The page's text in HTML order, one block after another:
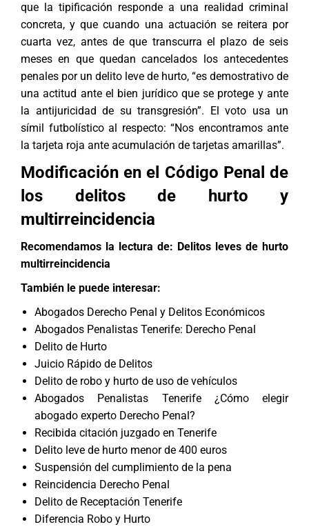
que la tipificación responde a una realidad criminal
concreta, y que cuando una actuación se reitera por
cuarta vez, antes de que transcurra el plazo de seis
meses en que quedan cancelados los antecedentes
penales por un delito leve de hurto, “es demostrativo de
una actitud ante el bien jurídico que se protege y ante
la antijuricidad de su transgresión”. El voto usa un
símil futbolístico al respecto: “Nos encontramos ante
la tarjeta roja ante acumulación de tarjetas amarillas”.
Modificación en el Código Penal de
los delitos de hurto y
multirreincidencia
Recomendamos la lectura de: Delitos leves de hurto
multirreincidencia
También le puede interesar:
Abogados Derecho Penal y Delitos Económicos
Abogados Penalistas Tenerife: Derecho Penal
Delito de Hurto
Juicio Rápido de Delitos
Delito de robo y hurto de uso de vehículos
Abogados Penalistas Tenerife ¿Cómo elegir
abogado experto Derecho Penal?
Recibida citación juzgado en Tenerife
Delito leve de hurto menor de 400 euros
Suspensión del cumplimiento de la pena
Reincidencia Derecho Penal
Delito de Receptación Tenerife
Diferencia Robo y Hurto